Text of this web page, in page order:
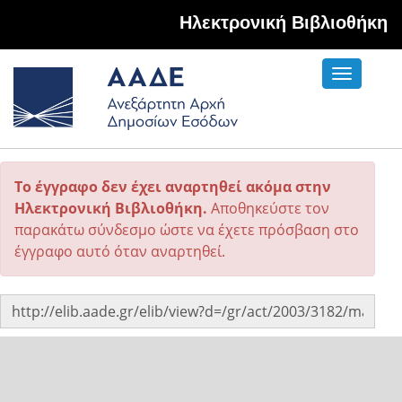
Hλεκτρονική Βιβλιοθήκη
Toggle
Το έγγραφο δεν έχει αναρτηθεί ακόμα στην
Ηλεκτρονική Βιβλιοθήκη. Αποθηκεύστε τον
παρακάτω σύνδεσμο ώστε να έχετε πρόσβαση στο
έγγραφο αυτό όταν αναρτηθεί.